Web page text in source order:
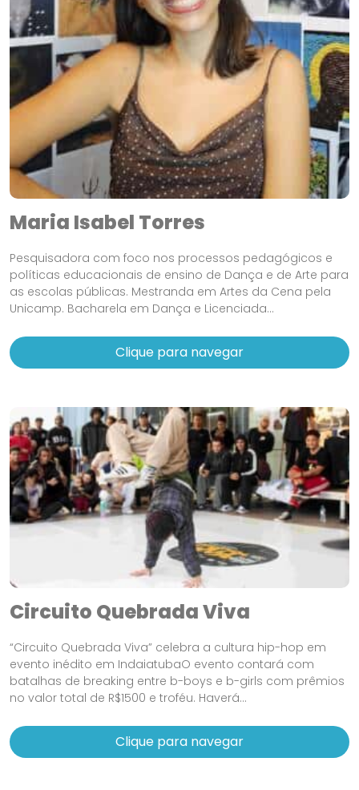
Maria Isabel Torres
Pesquisadora com foco nos processos pedagógicos e
políticas educacionais de ensino de Dança e de Arte para
as escolas públicas. Mestranda em Artes da Cena pela
Unicamp. Bacharela em Dança e Licenciada...
Clique para navegar
Circuito Quebrada Viva
“Circuito Quebrada Viva” celebra a cultura hip-hop em
evento inédito em IndaiatubaO evento contará com
batalhas de breaking entre b-boys e b-girls com prêmios
no valor total de R$1500 e troféu. Haverá...
Clique para navegar